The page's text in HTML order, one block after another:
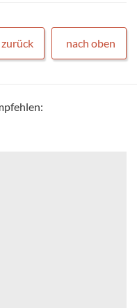
zurück nach oben